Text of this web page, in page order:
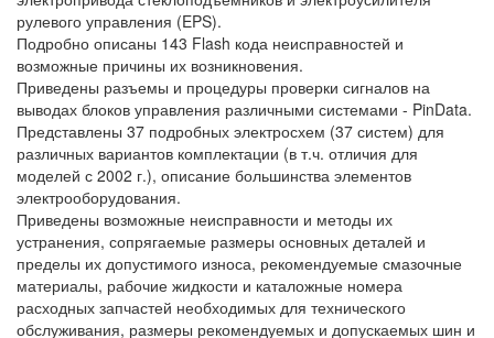
рулевого управления (EPS).
Подробно описаны 143 Flash кода неисправностей и
возможные причины их возникновения.
Приведены разъемы и процедуры проверки сигналов на
выводах блоков управления различными системами - PinData.
Представлены 37 подробных электросхем (37 систем) для
различных вариантов комплектации (в т.ч. отличия для
моделей с 2002 г.), описание большинства элементов
электрооборудования.
Приведены возможные неисправности и методы их
устранения, сопрягаемые размеры основных деталей и
пределы их допустимого износа, рекомендуемые смазочные
материалы, рабочие жидкости и каталожные номера
расходных запчастей необходимых для технического
обслуживания, размеры рекомендуемых и допускаемых шин и